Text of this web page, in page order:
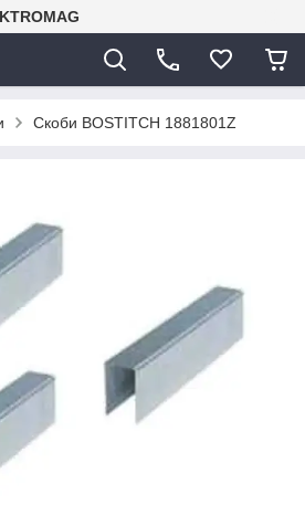
Скоби BOSTITCH 1881801Z